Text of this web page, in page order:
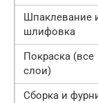
Шпаклевание
шлифовка
Покраска (все
слои)
Сборка и